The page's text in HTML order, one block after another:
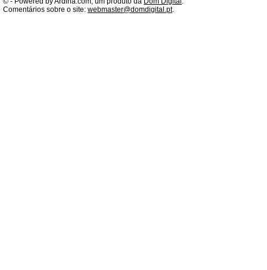
Comentários sobre o site: webmaster@domdigital.pt.